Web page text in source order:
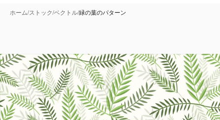
ホーム/ストック/ベクトル/緑の葉のパターン